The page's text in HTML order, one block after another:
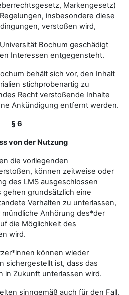
Markengesetz)
insbesondere diese
verstoßen wird,
Bochum geschädigt
Interessen entgegensteht.
behält sich vor, den Inhalt
stichprobenartig zu
Recht verstoßende Inhalte
Ankündigung entfernt werden.
§ 6
von der Nutzung
die vorliegenden
können zeitweise oder
des LMS ausgeschlossen
gehen grundsätzlich eine
Verhalten zu unterlassen,
Anhörung des*der
die Möglichkeit des
wird.
können wieder
sichergestellt ist, dass das
in Zukunft unterlassen wird.
sinngemäß auch für den Fall,